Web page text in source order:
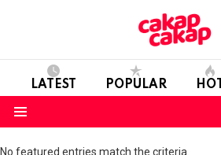
LATEST POPULAR HOT
No featured entries match the criteria.